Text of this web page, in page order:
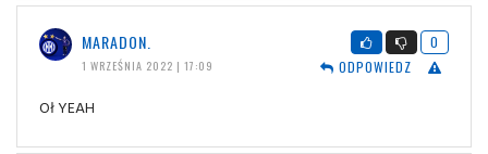
MARADON.
1 WRZEŚNIA 2022 | 17:09
0
ODPOWIEDZ
Oł YEAH